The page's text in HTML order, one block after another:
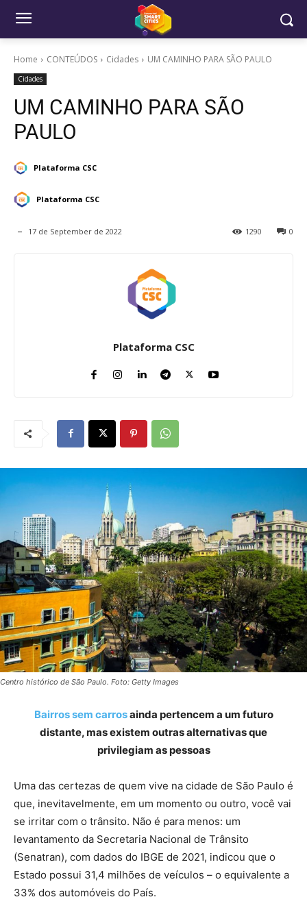
Home CONTEÚDOS Cidades UM CAMINHO PARA SÃO PAULO
Cidades
UM CAMINHO PARA SÃO
PAULO
Plataforma CSC
Plataforma CSC
17 de September de 2022 0
1290
Plataforma CSC
Centro histórico de São Paulo. Foto: Getty Images
Bairros sem carrosainda pertencem a um futuro
distante, mas existem outras alternativas que
privilegiam as pessoas
Uma das certezas de quem vive na cidade de São Paulo é
que, inevitavelmente, em um momento ou outro, você vai
se irritar com o trânsito. Não é para menos: um
levantamento da Secretaria Nacional de Trânsito
(Senatran), com dados do IBGE de 2021, indicou que o
Estado possui 31,4 milhões de veículos – o equivalente a
33% dos automóveis do País.